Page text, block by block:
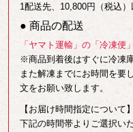
1配送先、10,800円（税込
● 商品の配送
「ヤマト運輸」の「冷凍便
※商品到着後はすぐに冷凍
また解凍までにお時間を要
文をお願い致します。
【お届け時間指定について】
下記の時間帯よりご選択い